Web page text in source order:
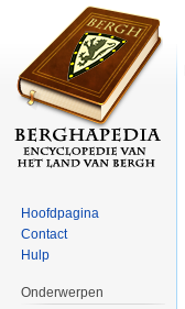
Hoofdpagina
Contact
Hulp
Onderwerpen